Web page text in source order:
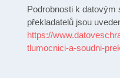
Podrobnosti k
překladatelů jsou
https://
tlumocnici-a-soudni-